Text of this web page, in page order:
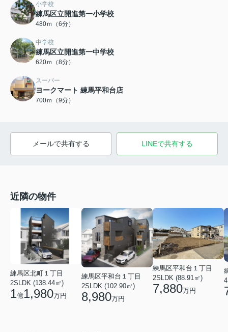
小学校
練馬区立開進第一小学校
480ｍ（6分）
中学校
練馬区立開進第一中学校
620ｍ（8分）
スーパー
ヨークマート 練馬平和台店
700ｍ（9分）
メールで共有する LINEで共有する
近隣の物件
練馬区北町１丁目
2SLDK (138.44㎡)
1億1,980万円
練馬区平和台１丁目
2SLDK (102.90㎡)
8,980万円
練馬区平和台１丁目
2SLDK (88.91㎡)
7,880万円